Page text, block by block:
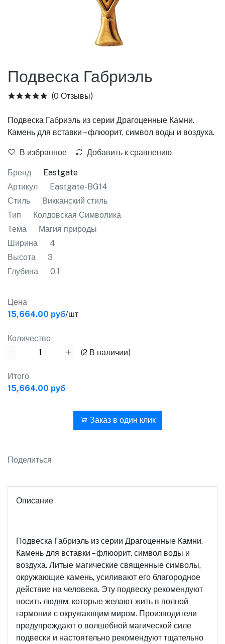
Подвеска Габриэль
(0 Отзывы)
Подвеска Габриэль из серии Драгоценные Камни.
Камень для вставки – флюорит, символ воды и воздуха.
В избранное Добавить к сравнению
Бренд
Eastgate
Артикул
Eastgate-BG14
Стиль
Викканский стиль
Тип
Колдовская Символика
Тема
Магия природы
Ширина
4
Высота
3
Глубина
0.1
Цена
15,664.00 руб/шт
Количество
(2 В наличии)
Итого
15,664.00 руб
Заказ в один клик
Поделиться
Описание
Подвеска Габриэль из серии Драгоценные Камни.
Камень для вставки – флюорит, символ воды и
воздуха. Литые магические священные символы,
окружающие камень, усиливают его благородное
действие на человека. Эту подвеску рекомендуют
носить людям, которые желают жить в полной
гармонии с окружающим миром. Производители
предупреждают о волшебной магической силе
подвески и настоятельно рекомендуют тщательно